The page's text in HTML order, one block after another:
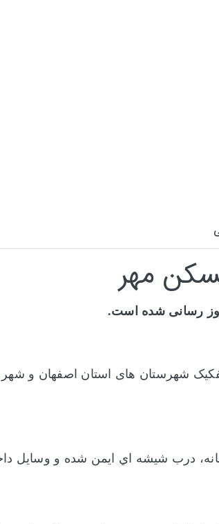
مهر
شهرستان های استان اصفهان و
درب شيشه ‏اي ايمن‏ شده و وسايل